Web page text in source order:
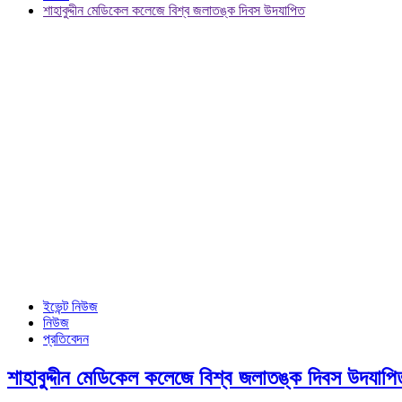
শাহাবুদ্দীন মেডিকেল কলেজে বিশ্ব জলাতঙ্ক দিবস উদযাপিত
ইভেন্ট নিউজ
নিউজ
প্রতিবেদন
শাহাবুদ্দীন মেডিকেল কলেজে বিশ্ব জলাতঙ্ক দিবস